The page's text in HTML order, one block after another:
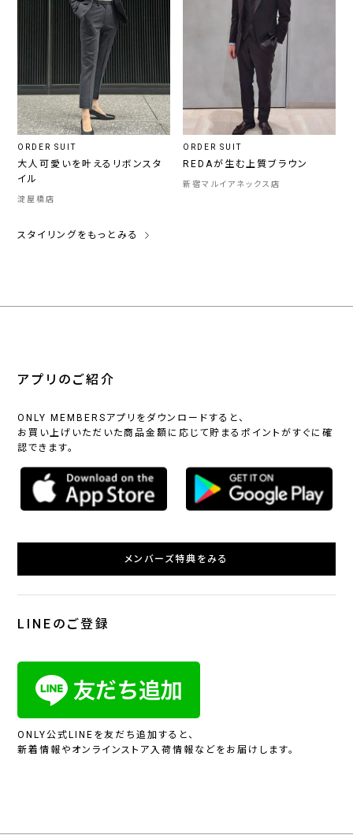
ORDER SUIT
大人可愛いを叶えるリボンスタ
イル
淀屋橋店
ORDER SUIT
REDAが生む上質ブラウン
新宿マルイアネックス店
スタイリングをもっとみる
アプリのご紹介
ONLY MEMBERSアプリをダウンロードすると、
お買い上げいただいた商品金額に応じて貯まるポイントがすぐに確
認できます。
メンバーズ特典をみる
LINEのご登録
ONLY公式LINEを友だち追加すると、
新着情報やオンラインストア入荷情報などをお届けします。